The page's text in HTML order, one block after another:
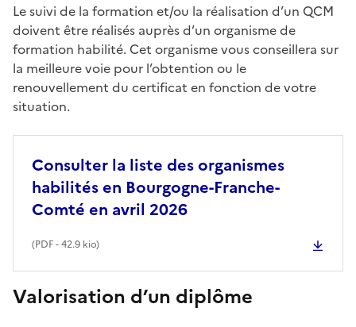
Le suivi de la formation et/ou la réalisation d’un QCM
doivent être réalisés auprès d’un organisme de
formation habilité. Cet organisme vous conseillera sur
la meilleure voie pour l’obtention ou le
renouvellement du certificat en fonction de votre
situation.
Consulter la liste des organismes
habilités en Bourgogne-Franche-
Comté en avril 2026
(PDF- 42.9 kio)
Valorisation d’un diplôme